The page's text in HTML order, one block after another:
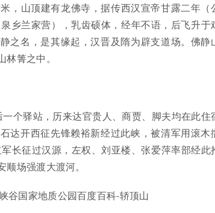
，山顶建有龙佛寺，据传西汉宣帝甘露二年（
乡兰家营），乳齿硕体，经年不语，后飞升于
之名，是其缘起，汉晋及隋为辟支道场。佛静
箐之中。
个驿站，历来达官贵人、商贾、脚夫均在此住
达开西征先锋赖裕新经过此峡，被清军用滚木
长征过汉源，左权、刘亚楼、张爱萍率部经此
场强渡大渡河。
谷国家地质公园百度百科-轿顶山